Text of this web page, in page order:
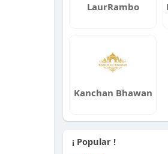
LaurRambo
Kanchan Bhawan
¡ Popular !